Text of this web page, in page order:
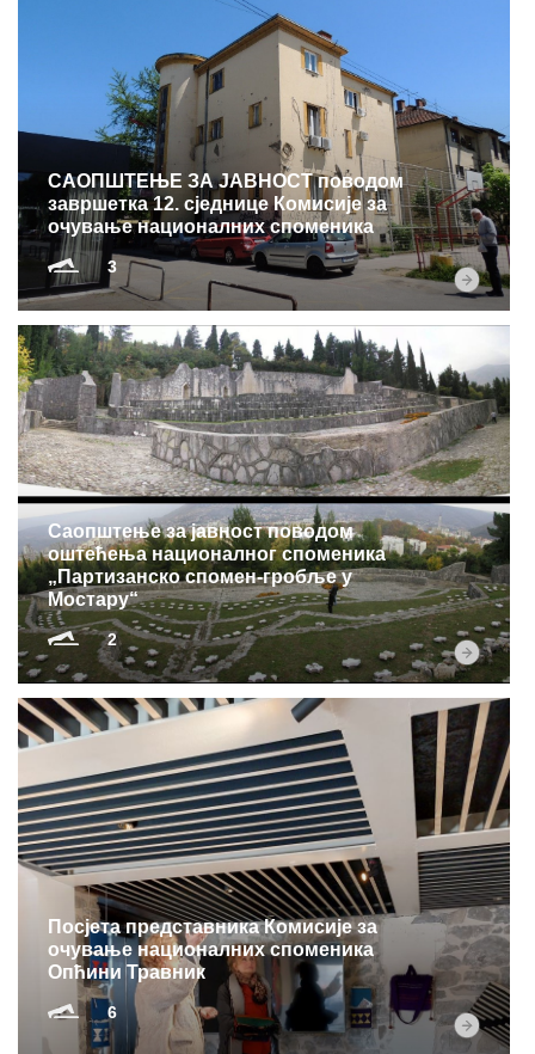
САОПШТЕЊЕ ЗА ЈАВНОСТ поводом
завршетка 12. сједнице Комисије за
очување националних споменика
3
Саопштење за јавност поводом
оштећења националног споменика
„Партизанско спомен-гробље у
Мостару“
2
Посјета представника Комисије за
очување националних споменика
Опћини Травник
6